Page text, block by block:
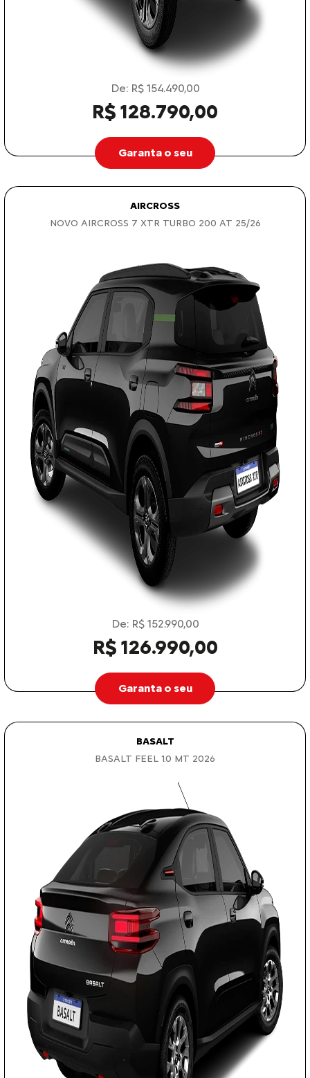
De: R$ 154.490,00
R$ 128.790,00
Garanta o seu
AIRCROSS
NOVO AIRCROSS 7 XTR TURBO 200 AT 25/26
De: R$ 152.990,00
R$ 126.990,00
Garanta o seu
BASALT
BASALT FEEL 1.0 MT 2026